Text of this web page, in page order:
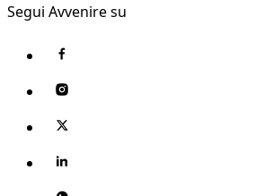
Segui Avvenire su